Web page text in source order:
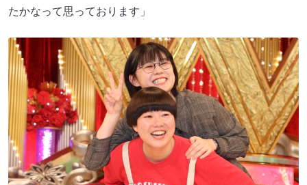
たかなって思っております」